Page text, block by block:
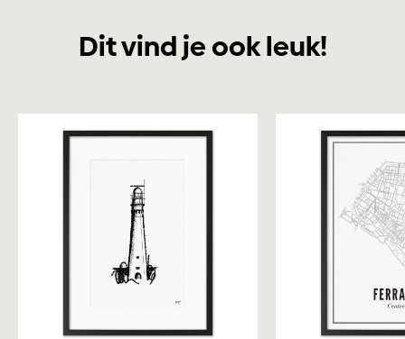
Dit vind je ook leuk!